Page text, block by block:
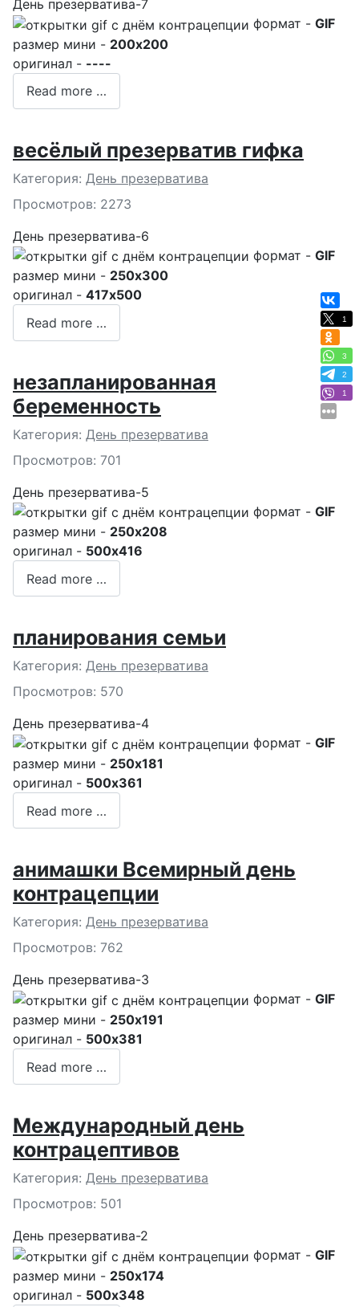
День презерватива-7
формат - GIF
размер мини - 200x200
оригинал - ----
Read more …
весёлый презерватив гифка
Подробности
Категория: День презерватива
Просмотров: 2273
День презерватива-6
формат - GIF
размер мини - 250x300
оригинал - 417x500
Read more …
незапланированная
беременность
Подробности
Категория: День презерватива
Просмотров: 701
День презерватива-5
формат - GIF
размер мини - 250x208
оригинал - 500x416
Read more …
планирования семьи
Подробности
Категория: День презерватива
Просмотров: 570
День презерватива-4
формат - GIF
размер мини - 250x181
оригинал - 500x361
Read more …
анимашки Всемирный день
контрацепции
Подробности
Категория: День презерватива
Просмотров: 762
День презерватива-3
формат - GIF
размер мини - 250x191
оригинал - 500x381
Read more …
Международный день
контрацептивов
Подробности
Категория: День презерватива
Просмотров: 501
День презерватива-2
формат - GIF
размер мини - 250x174
оригинал - 500x348
1
3
2
1